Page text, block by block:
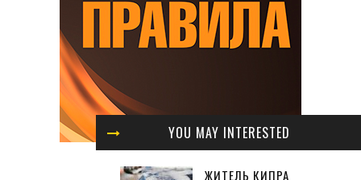
YOU MAY INTERESTED
ЖИТЕЛЬ КИПРА